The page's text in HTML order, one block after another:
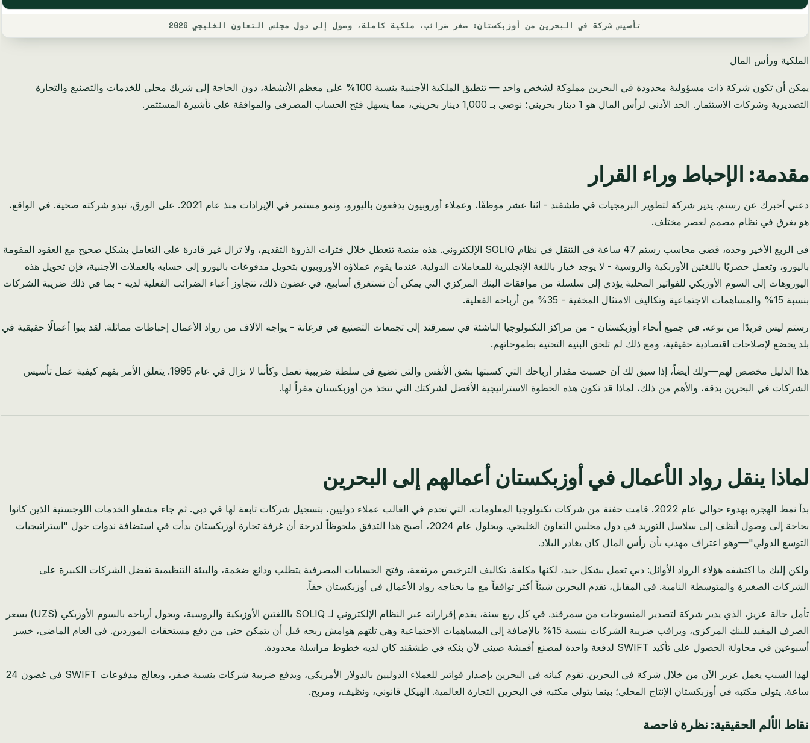
تأسيس شركة في البحرين من أوزبكستان: صفر ضرائب، ملكية كاملة، وصول إلى دول مجلس التعاون الخليجي 2026
الملكية ورأس المال
يمكن أن تكون شركة ذات مسؤولية محدودة في البحرين مملوكة لشخص واحد — تنطبق الملكية الأجنبية بنسبة 100% على معظم الأنشطة، دون الحاجة إلى شريك محلي للخدمات والتصنيع والتجارة
التصديرية وشركات الاستثمار. الحد الأدنى لرأس المال هو 1 دينار بحريني؛ نوصي بـ 1,000 دينار بحريني، مما يسهل فتح الحساب المصرفي والموافقة على تأشيرة المستثمر.
مقدمة: الإحباط وراء القرار
دعني أخبرك عن رستم. يدير شركة لتطوير البرمجيات في طشقند - اثنا عشر موظفًا، وعملاء أوروبيون يدفعون باليورو، ونمو مستمر في الإيرادات منذ عام 2021. على الورق، تبدو شركته صحية. في الواقع،
هو يغرق في نظام مصمم لعصر مختلف.
في الربع الأخير وحده، قضى محاسب رستم 47 ساعة في التنقل في نظام SOLIQ الإلكتروني. هذه منصة تتعطل خلال فترات الذروة التقديم، ولا تزال غير قادرة على التعامل بشكل صحيح مع العقود المقومة
باليورو، وتعمل حصريًا باللغتين الأوزبكية والروسية - لا يوجد خيار باللغة الإنجليزية للمعاملات الدولية. عندما يقوم عملاؤه الأوروبيون بتحويل مدفوعات باليورو إلى حسابه بالعملات الأجنبية، فإن تحويل هذه
اليوروهات إلى السوم الأوزبكي للفواتير المحلية يؤدي إلى سلسلة من موافقات البنك المركزي التي يمكن أن تستغرق أسابيع. في غضون ذلك، تتجاوز أعباء الضرائب الفعلية لديه - بما في ذلك ضريبة الشركات
بنسبة 15% والمساهمات الاجتماعية وتكاليف الامتثال المخفية - 35% من أرباحه الفعلية.
رستم ليس فريدًا من نوعه. في جميع أنحاء أوزبكستان - من مراكز التكنولوجيا الناشئة في سمرقند إلى تجمعات التصنيع في فرغانة - يواجه الآلاف من رواد الأعمال إحباطات مماثلة. لقد بنوا أعمالًا حقيقية في
بلد يخضع لإصلاحات اقتصادية حقيقية، ومع ذلك لم تلحق البنية التحتية بطموحاتهم.
هذا الدليل مخصص لهم—ولك أيضاً، إذا سبق لك أن حسبت مقدار أرباحك التي كسبتها بشق الأنفس والتي تضيع في سلطة ضريبية تعمل وكأننا لا نزال في عام 1995. يتعلق الأمر بفهم كيفية عمل تأسيس
الشركات في البحرين بدقة، والأهم من ذلك، لماذا قد تكون هذه الخطوة الاستراتيجية الأفضل لشركتك التي تتخذ من أوزبكستان مقراً لها.
لماذا ينقل رواد الأعمال في أوزبكستان أعمالهم إلى البحرين
بدأ نمط الهجرة بهدوء حوالي عام 2022. قامت حفنة من شركات تكنولوجيا المعلومات، التي تخدم في الغالب عملاء دوليين، بتسجيل شركات تابعة لها في دبي. ثم جاء مشغلو الخدمات اللوجستية الذين كانوا
بحاجة إلى وصول أنظف إلى سلاسل التوريد في دول مجلس التعاون الخليجي. وبحلول عام 2024، أصبح هذا التدفق ملحوظاً لدرجة أن غرفة تجارة أوزبكستان بدأت في استضافة ندوات حول "استراتيجيات
التوسع الدولي"—وهو اعتراف مهذب بأن رأس المال كان يغادر البلاد.
ولكن إليك ما اكتشفه هؤلاء الرواد الأوائل: دبي تعمل بشكل جيد، لكنها مكلفة. تكاليف الترخيص مرتفعة، وفتح الحسابات المصرفية يتطلب ودائع ضخمة، والبيئة التنظيمية تفضل الشركات الكبيرة على
الشركات الصغيرة والمتوسطة النامية. في المقابل، تقدم البحرين شيئاً أكثر توافقاً مع ما يحتاجه رواد الأعمال في أوزبكستان حقاً.
تأمل حالة عزيز، الذي يدير شركة لتصدير المنسوجات من سمرقند. في كل ربع سنة، يقدم إقراراته عبر النظام الإلكتروني لـ SOLIQ باللغتين الأوزبكية والروسية، ويحول أرباحه بالسوم الأوزبكي (UZS) بسعر
الصرف المقيد للبنك المركزي، ويراقب ضريبة الشركات بنسبة 15% بالإضافة إلى المساهمات الاجتماعية وهي تلتهم هوامش ربحه قبل أن يتمكن حتى من دفع مستحقات الموردين. في العام الماضي، خسر
أسبوعين في محاولة الحصول على تأكيد SWIFT لدفعة واحدة لمصنع أقمشة صيني لأن بنكه في طشقند كان لديه خطوط مراسلة محدودة.
لهذا السبب يعمل عزيز الآن من خلال شركة في البحرين. تقوم كيانه في البحرين بإصدار فواتير للعملاء الدوليين بالدولار الأمريكي، ويدفع ضريبة شركات بنسبة صفر، ويعالج مدفوعات SWIFT في غضون 24
ساعة. يتولى مكتبه في أوزبكستان الإنتاج المحلي؛ بينما يتولى مكتبه في البحرين التجارة العالمية. الهيكل قانوني، ونظيف، ومربح.
نقاط الألم الحقيقية: نظرة فاحصة